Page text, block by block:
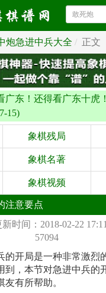
炮急进中兵大全 正文
广东！还得看广东十虎
15)
象棋残局
象棋名著
象棋视频
注意要点
新时间：2018-02-22
57094
的开局是一种非常激烈
到，本节对急进中兵的
有所帮助。